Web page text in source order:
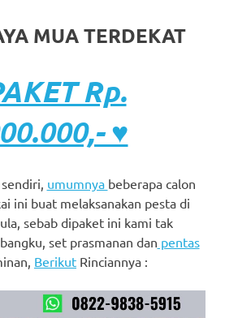
MUA TERDEKAT
Rp.
♥
umumnya beberapa calon
ini buat melaksanakan pesta di
sebab dipaket ini kami tak
set prasmanan dan pentas
Berikut Rinciannya :